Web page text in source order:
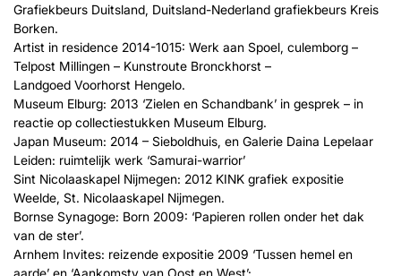
Grafiekbeurs Duitsland, Duitsland-Nederland grafiekbeurs Kreis
Borken.
Artist in residence 2014-1015: Werk aan Spoel, culemborg –
Telpost Millingen – Kunstroute Bronckhorst –
Landgoed Voorhorst Hengelo.
Museum Elburg: 2013 ‘Zielen en Schandbank’ in gesprek – in
reactie op collectiestukken Museum Elburg.
Japan Museum: 2014 – Sieboldhuis, en Galerie Daina Lepelaar
Leiden: ruimtelijk werk ‘Samurai-warrior’
Sint Nicolaaskapel Nijmegen: 2012 KINK grafiek expositie
Weelde, St. Nicolaaskapel Nijmegen.
Bornse Synagoge: Born 2009: ‘Papieren rollen onder het dak
van de ster’.
Arnhem Invites: reizende expositie 2009 ‘Tussen hemel en
aarde’ en ‘Aankomsty van Oost en West’: